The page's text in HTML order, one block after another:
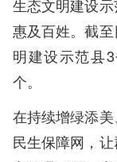
生态文明建设示
惠及百姓。截
明建设示范县
个。
在持续增绿添
民生保障网，